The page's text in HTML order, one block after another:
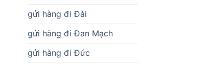
gửi hàng đi Đài
gửi hàng đi Đan Mạch
gửi hàng đi Đức